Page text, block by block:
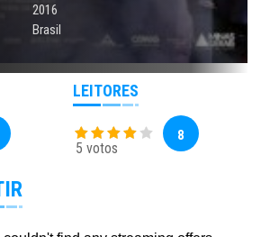
2016
Brasil
LEITORES
5 votos
8